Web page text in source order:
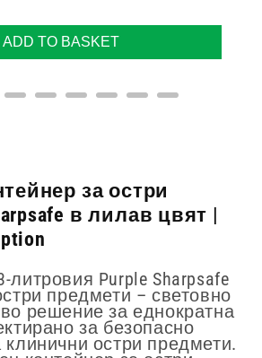
ADD TO BASKET
за остри
в лилав цвят |
Purple Sharpsafe
предмети – световно
решение за еднократна
за безопасно
остри предмети.